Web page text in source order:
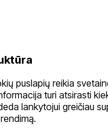
puslapių reikia
turi atsirasti
lankytojui greičiau